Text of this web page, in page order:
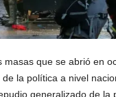
masas que se abrió en
la política a nivel
generalizado de la